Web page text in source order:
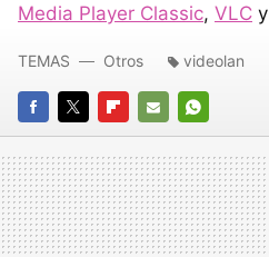
Media Player Classic, VLC y
FACEBOOK
TWITTERFLIPBOARD
E-
MAIL
WHATSAPP
TEMAS Otros videolan